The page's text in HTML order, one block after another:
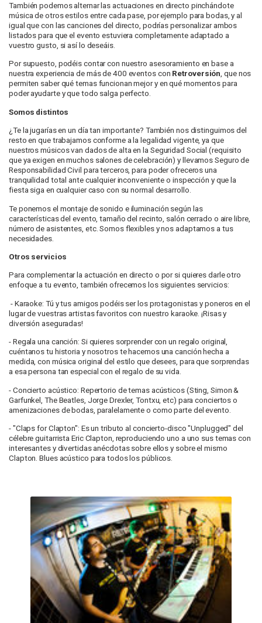
También podemos alternar las actuaciones en directo pinchándote
música de otros estilos entre cada pase, por ejemplo para bodas, y al
igual que con las canciones del directo, podrías personalizar ambos
listados para que el evento estuviera completamente adaptado a
vuestro gusto, si así lo deseáis.
Por supuesto, podéis contar con nuestro asesoramiento en base a
nuestra experiencia de más de 400 eventos con Retroversión, que nos
permiten saber qué temas funcionan mejor y en qué momentos para
poder ayudarte y que todo salga perfecto.
Somos distintos
¿Te la jugarías en un día tan importante? También nos distinguimos del
resto en que trabajamos conforme a la legalidad vigente, ya que
nuestros músicos van dados de alta en la Seguridad Social (requisito
que ya exigen en muchos salones de celebración) y llevamos Seguro de
Responsabilidad Civil para terceros, para poder ofreceros una
tranquilidad total ante cualquier inconveniente o inspección y que la
fiesta siga en cualquier caso con su normal desarrollo.
Te ponemos el montaje de sonido e iluminación según las
características del evento, tamaño del recinto, salón cerrado o aire libre,
número de asistentes, etc. Somos flexibles y nos adaptamos a tus
necesidades.
Otros servicios
Para complementar la actuación en directo o por si quieres darle otro
enfoque a tu evento, también ofrecemos los siguientes servicios:
- Karaoke: Tú y tus amigos podéis ser los protagonistas y poneros en el
lugar de vuestras artistas favoritos con nuestro karaoke. ¡Risas y
diversión aseguradas!
- Regala una canción: Si quieres sorprender con un regalo original,
cuéntanos tu historia y nosotros te hacemos una canción hecha a
medida, con música original del estilo que desees, para que sorprendas
a esa persona tan especial con el regalo de su vida.
- Concierto acústico: Repertorio de temas acústicos (Sting, Simon &
Garfunkel, The Beatles, Jorge Drexler, Tontxu, etc) para conciertos o
amenizaciones de bodas, paralelamente o como parte del evento.
- "Claps for Clapton": Es un tributo al concierto-disco "Unplugged" del
célebre guitarrista Eric Clapton, reproduciendo uno a uno sus temas con
interesantes y divertidas anécdotas sobre ellos y sobre el mismo
Clapton. Blues acústico para todos los públicos.